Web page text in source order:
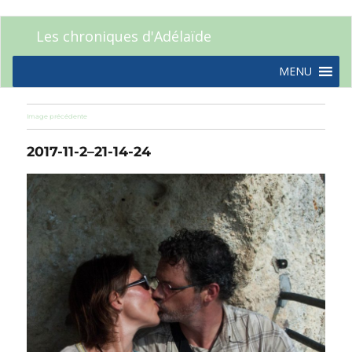
Les chroniques d'Adélaïde
MENU
Image précédente
2017-11-2–21-14-24